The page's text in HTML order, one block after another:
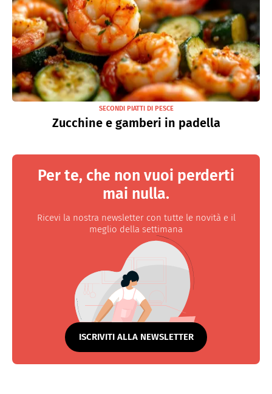
SECONDI PIATTI DI PESCE
Zucchine e gamberi in padella
Per te, che non vuoi perderti
mai nulla.
Ricevi la nostra newsletter con tutte le novità e il
meglio della settimana
ISCRIVITI ALLA NEWSLETTER